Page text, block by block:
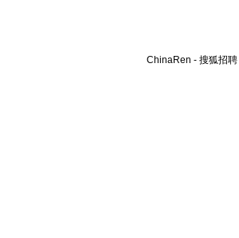
ChinaRen - 搜狐招聘